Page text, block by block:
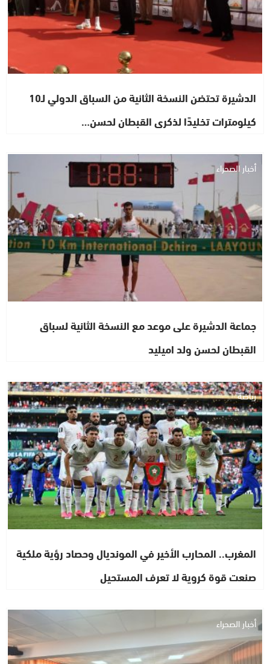
الدشيرة تحتضن النسخة الثانية من السباق الدولي لـ10
كيلومترات تخليدًا لذكرى القبطان لحسن…
أخبار الصحراء
جماعة الدشيرة على موعد مع النسخة الثانية لسباق
القبطان لحسن ولد اميليد
رياضة
المغرب.. المحارب الأخير في المونديال وحصاد رؤية ملكية
صنعت قوة كروية لا تعرف المستحيل
أخبار الصحراء